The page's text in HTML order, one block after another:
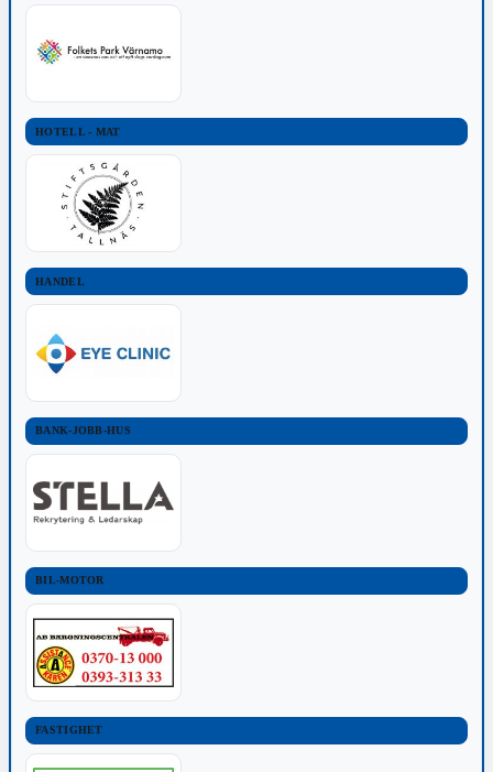
HOTELL - MAT
HANDEL
BANK-JOBB-HUS
BIL-MOTOR
FASTIGHET